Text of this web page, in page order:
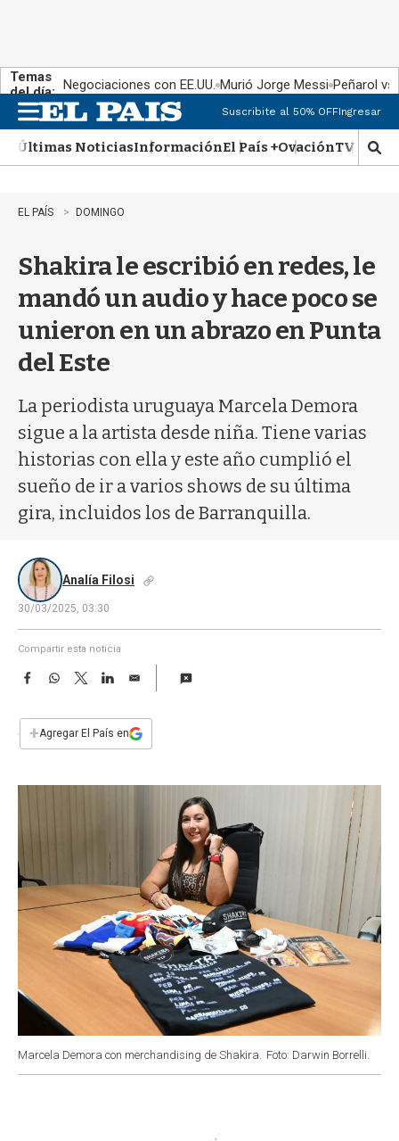
Temas
del día: Negociaciones con EE.UU. Murió Jorge Messi Peñarol
n
u
Suscribite al 50% OFFIngresar
Últimas NoticiasInformaciónEl País +OvaciónTV Show
M
o
r
b
�
q
EL PAÍS DOMINGO
Shakira le escribió en redes, le
mandó un audio y hace poco se
unieron en un abrazo en Punta
del Este
La periodista uruguaya Marcela Demora
sigue a la artista desde niña. Tiene varias
historias con ella y este año cumplió el
sueño de ir a varios shows de su última
gira, incluidos los de Barranquilla.
Analía Filosi
30/03/2025, 03:30
Compartir esta noticia
F
e
b
W
s
T
w
t
L
E
i
l
+Agregar El País en
Marcela Demora con merchandising de Shakira. Foto: Darwin Borrelli.